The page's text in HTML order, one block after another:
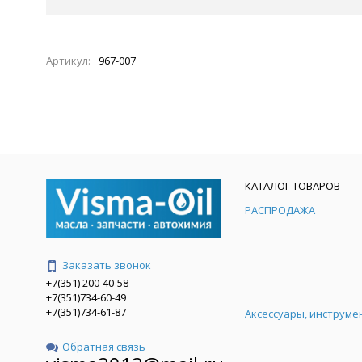
Артикул: 967-007
Заказать звонок
+7(351) 200-40-58
+7(351)734-60-49
+7(351)734-61-87
Обратная связь
КАТАЛОГ ТОВАРОВ
РАСПРОДАЖА
Аксессуары,